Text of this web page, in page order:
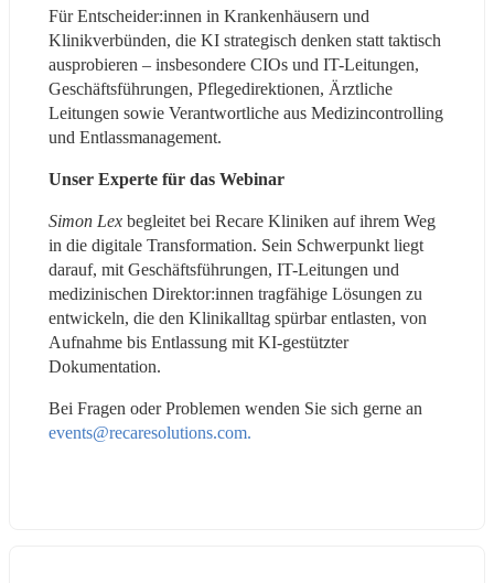
Für Entscheider:innen in Krankenhäusern und
Klinikverbünden, die KI strategisch denken statt taktisch
ausprobieren – insbesondere CIOs und IT-Leitungen,
Geschäftsführungen, Pflegedirektionen, Ärztliche
Leitungen sowie Verantwortliche aus Medizincontrolling
und Entlassmanagement.
Unser Experte für das Webinar
Simon Lex begleitet bei Recare Kliniken auf ihrem Weg
in die digitale Transformation. Sein Schwerpunkt liegt
darauf, mit Geschäftsführungen, IT-Leitungen und
medizinischen Direktor:innen tragfähige Lösungen zu
entwickeln, die den Klinikalltag spürbar entlasten, von
Aufnahme bis Entlassung mit KI-gestützter
Dokumentation.
events@recaresolutions.com.